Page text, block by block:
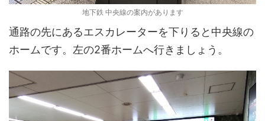
地下鉄 中央線の案内があります
通路の先にあるエスカレーターを下りると中央線の
ホームです。左の2番ホームへ行きましょう。